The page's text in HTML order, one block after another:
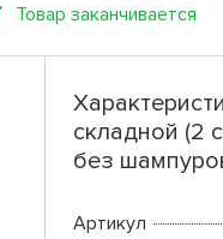
Товар заканчивается
складной (2
без
Артикул